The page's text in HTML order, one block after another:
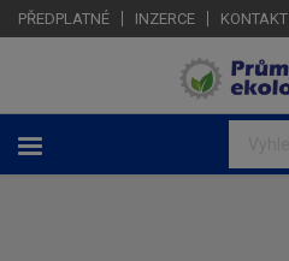
PŘEDPLATNÉ INZERCE KONTAKT